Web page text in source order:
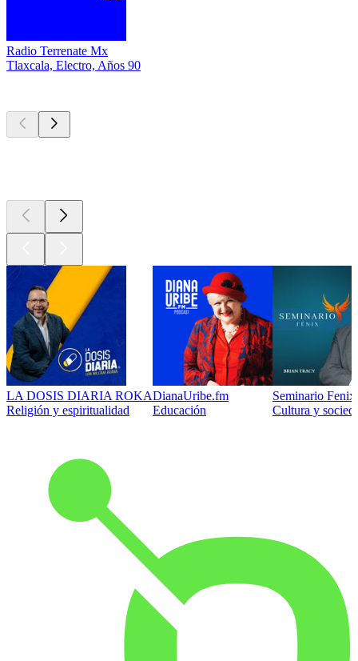
Radio Terrenate Mx
Tlaxcala, Electro, Años 90
LA DOSIS DIARIA ROKA
Religión y espiritualidad
DianaUribe.fm
Educación
Seminario
Cultura y